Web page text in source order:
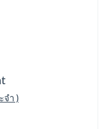
จำ )